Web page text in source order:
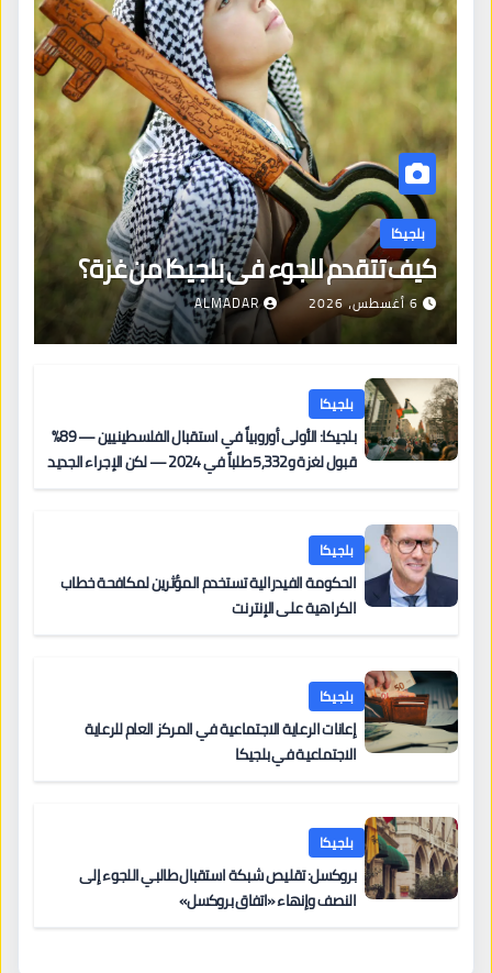
بلجيكا
كيف تتقدم للجوء في بلجيكا من غزة؟
6 أغسطس، 2026 ALMADAR
بلجيكا
بلجيكا: الأولى أوروبياً في استقبال الفلسطينيين — 89%
قبول لغزة و5,332 طلباً في 2024 — لكن الإجراء الجديد
بلجيكا
الحكومة الفيدرالية تستخدم المؤثرين لمكافحة خطاب
الكراهية على الإنترنت
بلجيكا
إعانات الرعاية الاجتماعية في المركز العام للرعاية
الاجتماعية في بلجيكا
بلجيكا
بروكسل: تقليص شبكة استقبال طالبي اللجوء إلى
النصف وإنهاء «اتفاق بروكسل»